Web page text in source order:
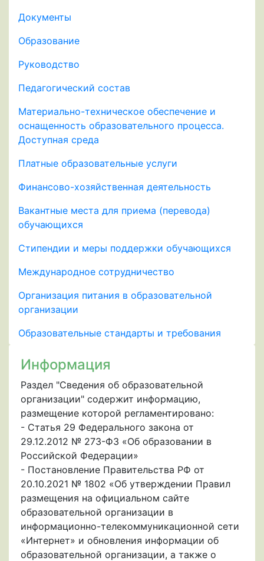
Документы
Образование
Руководство
Педагогический состав
Материально-техническое обеспечение и
оснащенность образовательного процесса.
Доступная среда
Платные образовательные услуги
Финансово-хозяйственная деятельность
Вакантные места для приема (перевода)
обучающихся
Стипендии и меры поддержки обучающихся
Международное сотрудничество
Организация питания в образовательной
организации
Образовательные стандарты и требования
Информация
Раздел "Сведения об образовательной
организации" содержит информацию,
размещение которой регламентировано:
- Статья 29 Федерального закона от
29.12.2012 № 273-ФЗ «Об образовании в
Российской Федерации»
- Постановление Правительства РФ от
20.10.2021 № 1802 «Об утверждении Правил
размещения на официальном сайте
образовательной организации в
информационно-телекоммуникационной сети
«Интернет» и обновления информации об
образовательной организации, а также о